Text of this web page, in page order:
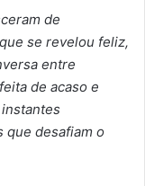
de
se revelou feliz,
entre
de acaso e
que desafiam o